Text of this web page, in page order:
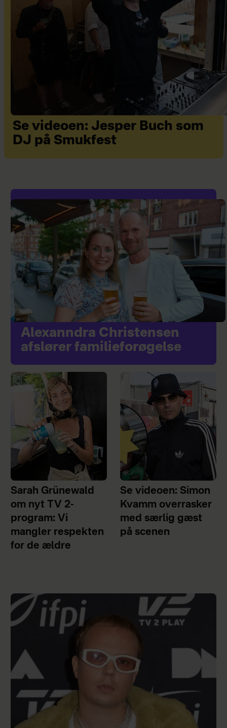
Se videoen: Jesper Buch som
DJ på Smukfest
Alexanndra Christensen
afslører familieforøgelse
Sarah Grünewald
om nyt TV 2-
program: Vi
mangler respekten
for de ældre
Se videoen: Simon
Kvamm overrasker
med særlig gæst
på scenen